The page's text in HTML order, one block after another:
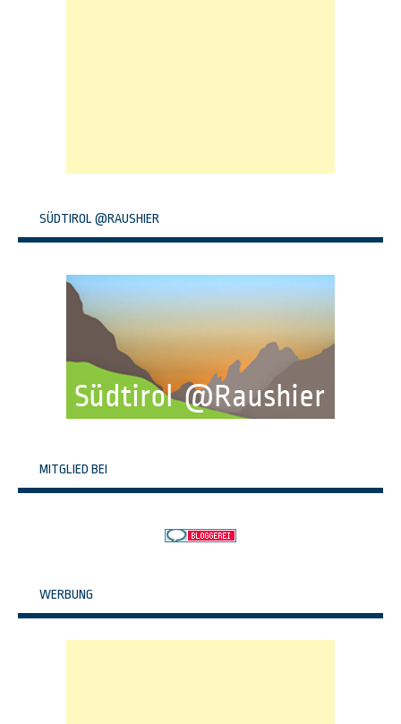
SÜDTIROL @RAUSHIER
MITGLIED BEI
WERBUNG